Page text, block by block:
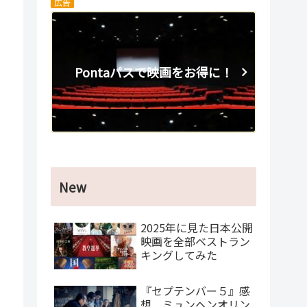
Pontaパスで映画をお得に！
New
2025年に見た日本公開
映画を全部ベストラン
キングしてみた
『セプテンバー５』感